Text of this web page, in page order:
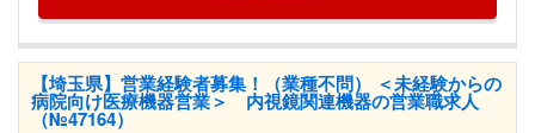
【埼玉県】営業経験者募集！（業種不問） ＜未経験からの
病院向け医療機器営業＞ 内視鏡関連機器の営業職求人
（№47164）